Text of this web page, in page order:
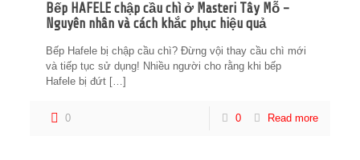
Bếp HAFELE chập cầu chì ở Masteri Tây Mỗ –
Nguyên nhân và cách khắc phục hiệu quả
Bếp Hafele bị chập cầu chì? Đừng vội thay cầu chì mới
và tiếp tục sử dụng! Nhiều người cho rằng khi bếp
Hafele bị đứt […]
0 0 Read more